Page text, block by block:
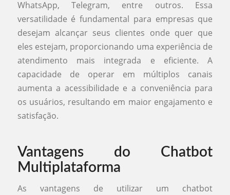
WhatsApp, Telegram, entre outros. Essa
versatilidade é fundamental para empresas que
desejam alcançar seus clientes onde quer que
eles estejam, proporcionando uma experiência de
atendimento mais integrada e eficiente. A
capacidade de operar em múltiplos canais
aumenta a acessibilidade e a conveniência para
os usuários, resultando em maior engajamento e
satisfação.
Vantagens do Chatbot
Multiplataforma
As vantagens de utilizar um chatbot